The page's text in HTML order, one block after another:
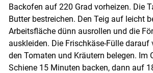
Backofen auf 220 Grad vorheizen. Die
Butter bestreichen. Den Teig auf leicht
Arbeitsfläche dünn ausrollen und die
auskleiden. Die Frischkäse-Fülle darauf
den Tomaten und Kräutern belegen. Im
Schiene 15 Minuten backen, dann auf